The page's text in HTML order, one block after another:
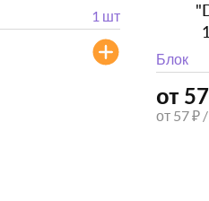
1 шт
Блок
от 57
от 57 ₽